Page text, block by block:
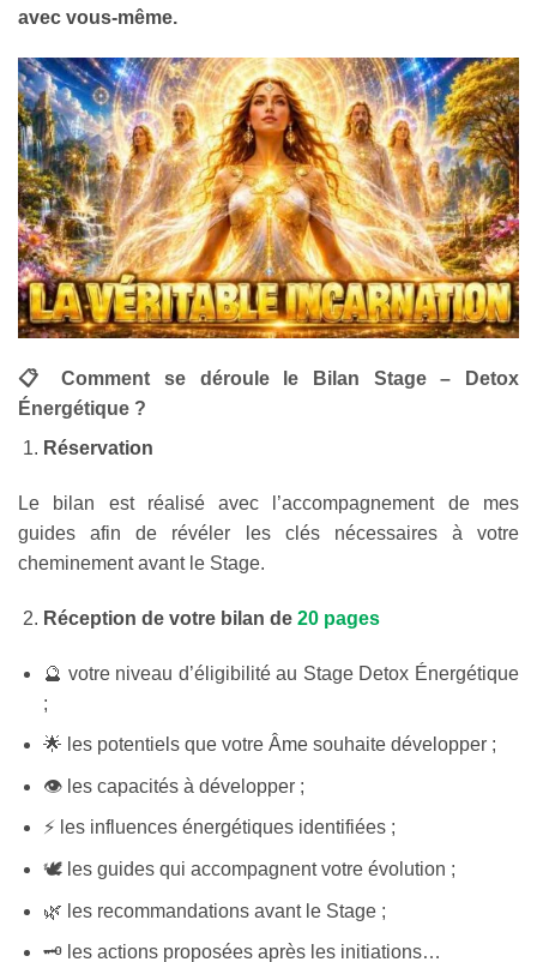
avec vous-même.
📋 Comment se déroule le Bilan Stage – Detox
Énergétique ?
Réservation
Le bilan est réalisé avec l’accompagnement de mes
guides afin de révéler les clés nécessaires à votre
cheminement avant le Stage.
Réception de votre bilan de 20 pages
🔮 votre niveau d’éligibilité au Stage Detox Énergétique
;
🌟 les potentiels que votre Âme souhaite développer ;
👁️ les capacités à développer ;
⚡ les influences énergétiques identifiées ;
🕊️ les guides qui accompagnent votre évolution ;
🌿 les recommandations avant le Stage ;
🗝️ les actions proposées après les initiations…